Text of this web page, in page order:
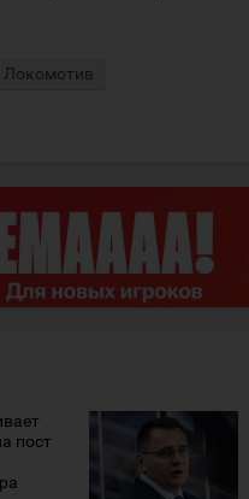
Локомотив
пост